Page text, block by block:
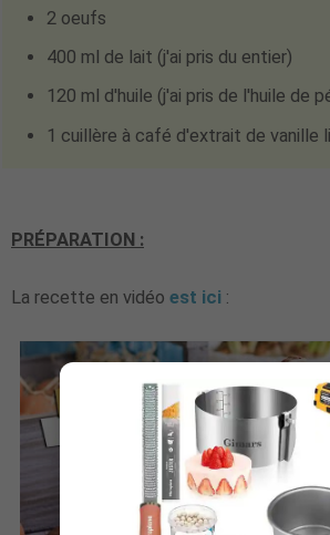
2 oeufs
400 ml de lait (j'ai pris du entier)
120 ml d'huile (j'ai pris de l'huile de
1 cuillère à café d'extrait de vanille
PRÉPARATION :
La recette en vidéo est ici :